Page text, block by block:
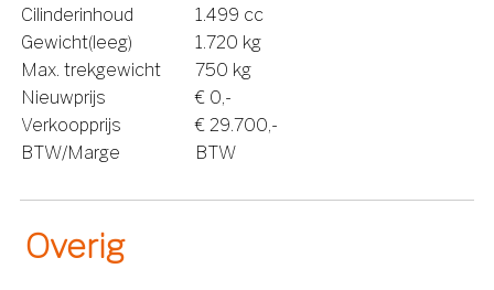
Cilinderinhoud
1.499 cc
Gewicht(leeg)
1.720 kg
Max. trekgewicht
750 kg
Nieuwprijs
€ 0,-
Verkoopprijs
€ 29.700,-
BTW/Marge
BTW
Overig